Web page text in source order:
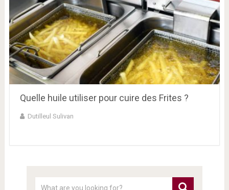
Quelle huile utiliser pour cuire des Frites ?
Dutilleul Sulivan